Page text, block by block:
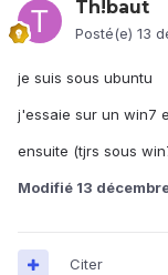
Th!baut
Posté(e) 13
je suis sous ubuntu
j'essaie sur un win7
ensuite (tjrs sous
Modifié 13
Citer